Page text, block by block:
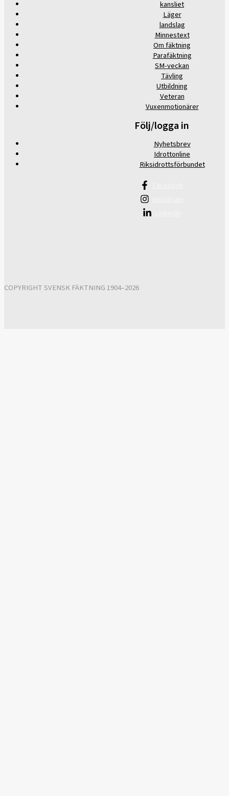
kansliet
Läger
landslag
Minnestext
Om fäktning
Parafäktning
SM-veckan
Tävling
Utbildning
Veteran
Vuxenmotionärer
Följ/logga in
Nyhetsbrev
Idrottonline
Riksidrottsförbundet
COPYRIGHT SVENSK FÄKTNING 1904–2026